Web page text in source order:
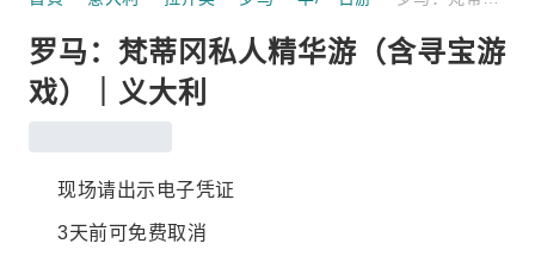
罗马：梵蒂冈私人精华游（含寻宝游
戏）｜义大利
现场请出示电子凭证
3天前可免费取消